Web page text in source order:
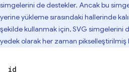
simgelerini de destekler. Ancak bu
yerine yükleme sırasındaki hallerinde
şekilde kullanmak için, SVG simgelerini
yedek olarak her zaman pikselleştirilmiş
id